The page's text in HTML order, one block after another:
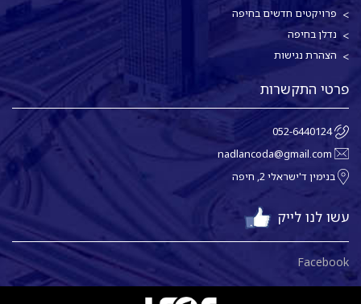
פרויקטים חדשים בחיפה
נדלן בחיפה
הצהרת נגישות
פרטי התקשרות
052-6440124
nadlancoda@gmail.com
בנימין ד'ישראלי 2, חיפה
עשו לנו לייק
Facebook